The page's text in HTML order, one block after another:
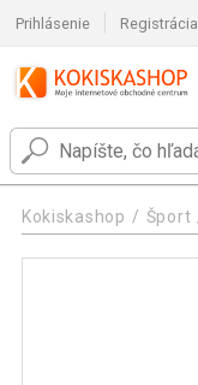
Prihlásenie Registrácia
Kokiskashop Šport